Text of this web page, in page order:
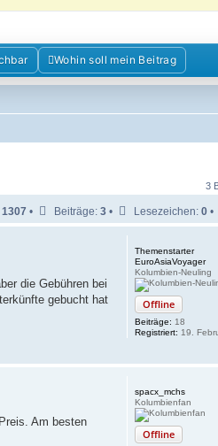
Wohin soll mein Beitrag
3
1307 • Beiträge: 3 • Lesezeichen: 0 •
Themenstarter
EuroAsiaVoyager
Kolumbien-Neuling
Offline
Beiträge: 18
Registriert: 19.
die Gebühren bei
gebucht hat
spacx_mchs
Kolumbienfan
Offline
Am besten